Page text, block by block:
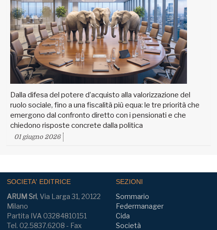
Dalla difesa del potere d’acquisto alla valorizzazione del
ruolo sociale, fino a una fiscalità più equa: le tre priorità che
emergono dal confronto diretto con i pensionati e che
chiedono risposte concrete dalla politica
01 giugno 2026
SOCIETA' EDITRICE
ARUM Srl, Via Larga 31, 20122
Milano
Partita IVA 03284810151
Tel. 02.5837.6208 - Fax
SEZIONI
Sommario
Federmanager
Cida
Società